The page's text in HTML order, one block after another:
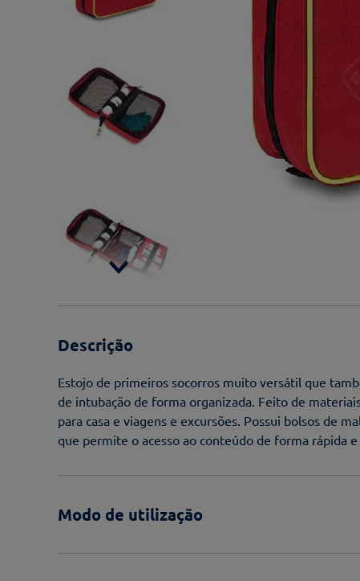
Descrição
Estojo de primeiros socorros muito versátil que
de intubação de forma organizada. Feito de
para casa e viagens e excursões. Possui bolsos de
que permite o acesso ao conteúdo de forma rápida
Modo de utilização